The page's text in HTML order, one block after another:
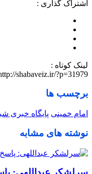
اشتراک گذاری :
لینک کوتاه :
shabaveiz.ir/?p=31979
برچسب ها
امام خمینی پایگاه خبری
نوشته های مشابه